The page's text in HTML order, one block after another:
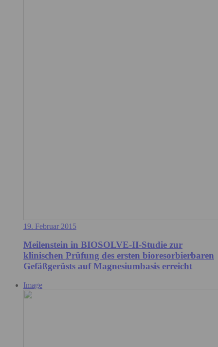
19. Februar 2015
Meilenstein in BIOSOLVE-II-Studie zur
klinischen Prüfung des ersten bioresorbierbaren
Gefäßgerüsts auf Magnesiumbasis erreicht
Image